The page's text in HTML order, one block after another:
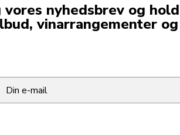
nyhedsbrev og
vinarrangementer